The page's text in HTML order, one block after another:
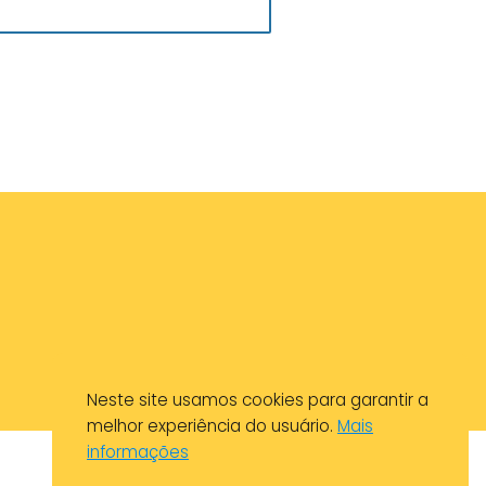
Neste site usamos cookies para garantir a
melhor experiência do usuário. Mais
informações